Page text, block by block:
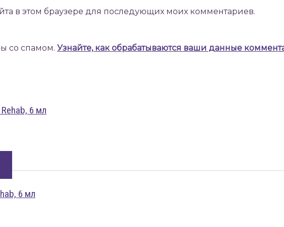
в этом браузере для последующих моих комментариев.
со спамом. Узнайте, как обрабатываются ваши данные
6 мл
6 мл